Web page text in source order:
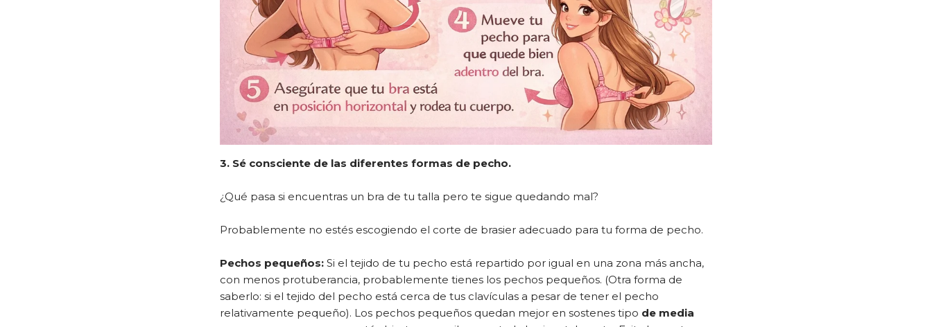
3. Sé consciente de las diferentes formas de pecho.
¿Qué pasa si encuentras un bra de tu talla pero te sigue quedando mal?
Probablemente no estés escogiendo el corte de brasier adecuado para tu forma de pecho.
Pechos pequeños: Si el tejido de tu pecho está repartido por igual en una zona más ancha,
con menos protuberancia, probablemente tienes los pechos pequeños. (Otra forma de
saberlo: si el tejido del pecho está cerca de tus clavículas a pesar de tener el pecho
relativamente pequeño). Los pechos pequeños quedan mejor en sostenes tipo de media